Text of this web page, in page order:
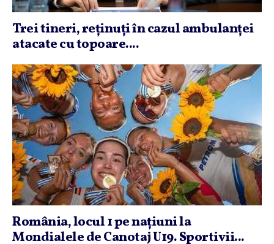
Trei tineri, reţinuţi în cazul ambulanţei
atacate cu topoare....
România, locul 1 pe naţiuni la
Mondialele de Canotaj U19. Sportivii...